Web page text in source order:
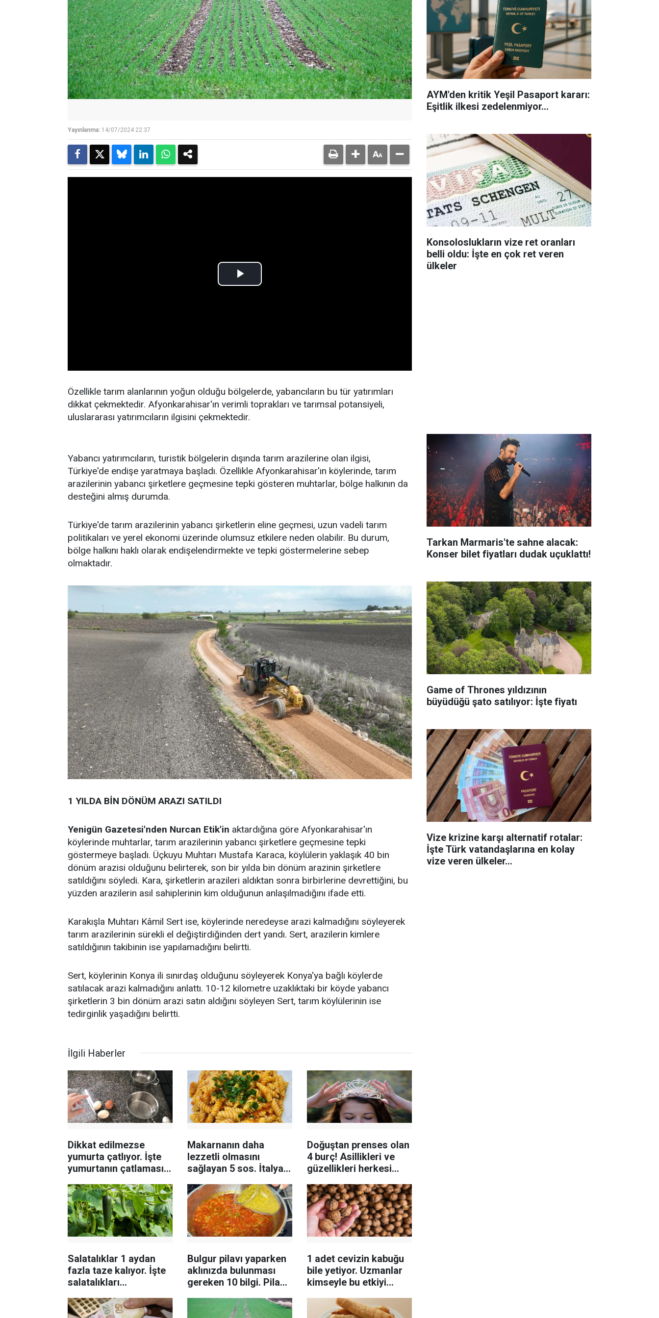
Yayınlanma: 14/07/2024 22:37
Özellikle tarım alanlarının yoğun olduğu bölgelerde, yabancıların bu tür yatırımları
dikkat çekmektedir. Afyonkarahisar'ın verimli toprakları ve tarımsal potansiyeli,
uluslararası yatırımcıların ilgisini çekmektedir.
Yabancı yatırımcıların, turistik bölgelerin dışında tarım arazilerine olan ilgisi,
Türkiye'de endişe yaratmaya başladı. Özellikle Afyonkarahisar'ın köylerinde, tarım
arazilerinin yabancı şirketlere geçmesine tepki gösteren muhtarlar, bölge halkının da
desteğini almış durumda.
Türkiye'de tarım arazilerinin yabancı şirketlerin eline geçmesi, uzun vadeli tarım
politikaları ve yerel ekonomi üzerinde olumsuz etkilere neden olabilir. Bu durum,
bölge halkını haklı olarak endişelendirmekte ve tepki göstermelerine sebep
olmaktadır.
1 YILDA BİN DÖNÜM ARAZI SATILDI
Yenigün Gazetesi'nden Nurcan Etik'in aktardığına göre Afyonkarahisar'ın
köylerinde muhtarlar, tarım arazilerinin yabancı şirketlere geçmesine tepki
göstermeye başladı. Üçkuyu Muhtarı Mustafa Karaca, köylülerin yaklaşık 40 bin
dönüm arazisi olduğunu belirterek, son bir yılda bin dönüm arazinin şirketlere
satıldığını söyledi. Kara, şirketlerin arazileri aldıktan sonra birbirlerine devrettiğini, bu
yüzden arazilerin asıl sahiplerinin kim olduğunun anlaşılmadığını ifade etti.
Karakışla Muhtarı Kâmil Sert ise, köylerinde neredeyse arazi kalmadığını söyleyerek
tarım arazilerinin sürekli el değiştirdiğinden dert yandı. Sert, arazilerin kimlere
satıldığının takibinin ise yapılamadığını belirtti.
Sert, köylerinin Konya ili sınırdaş olduğunu söyleyerek Konya'ya bağlı köylerde
satılacak arazi kalmadığını anlattı. 10-12 kilometre uzaklıktaki bir köyde yabancı
şirketlerin 3 bin dönüm arazi satın aldığını söyleyen Sert, tarım köylülerinin ise
tedirginlik yaşadığını belirtti.
İlgili Haberler
Dikkat edilmezse
yumurta çatlıyor. İşte
yumurtanın çatlamasını
Makarnanın daha
lezzetli olmasını
sağlayan 5 sos. İtalyan
Doğuştan prenses olan
4 burç! Asillikleri ve
güzellikleri herkesi
Salatalıklar 1 aydan
fazla taze kalıyor. İşte
salatalıkları
Bulgur pilavı yaparken
aklınızda bulunması
gereken 10 bilgi. Pilav
1 adet cevizin kabuğu
bile yetiyor. Uzmanlar
kimseyle bu etkiyi
AYM'den kritik Yeşil Pasaport kararı:
Eşitlik ilkesi zedelenmiyor...
Konsoloslukların vize ret oranları
belli oldu: İşte en çok ret veren
ülkeler
Tarkan Marmaris'te sahne alacak:
Konser bilet fiyatları dudak uçuklattı!
Game of Thrones yıldızının
büyüdüğü şato satılıyor: İşte fiyatı
Vize krizine karşı alternatif rotalar:
İşte Türk vatandaşlarına en kolay
vize veren ülkeler...